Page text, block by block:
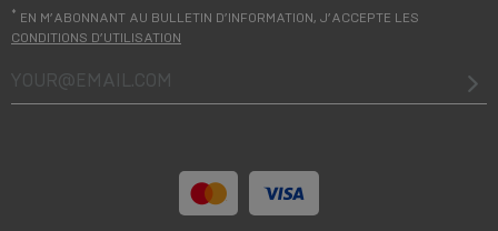
* EN M’ABONNANT AU BULLETIN D’INFORMATION, J’ACCEPTE LES
CONDITIONS D’UTILISATION
your@email.com